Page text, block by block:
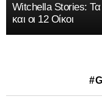
Witchella Stories: Τα
και οι 12 Οίκοι